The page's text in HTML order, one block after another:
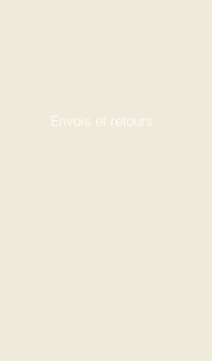
Envois et retours